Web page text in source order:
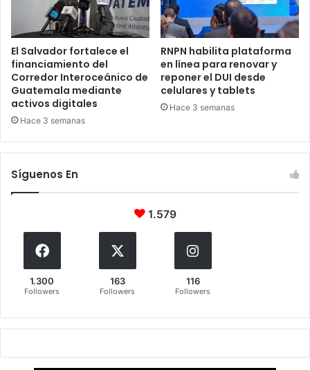
El Salvador fortalece el
financiamiento del
Corredor Interoceánico de
Guatemala mediante
activos digitales
Hace 3 semanas
RNPN habilita plataforma
en línea para renovar y
reponer el DUI desde
celulares y tablets
Hace 3 semanas
Síguenos En
1.579
1.300
Followers
163
Followers
116
Followers